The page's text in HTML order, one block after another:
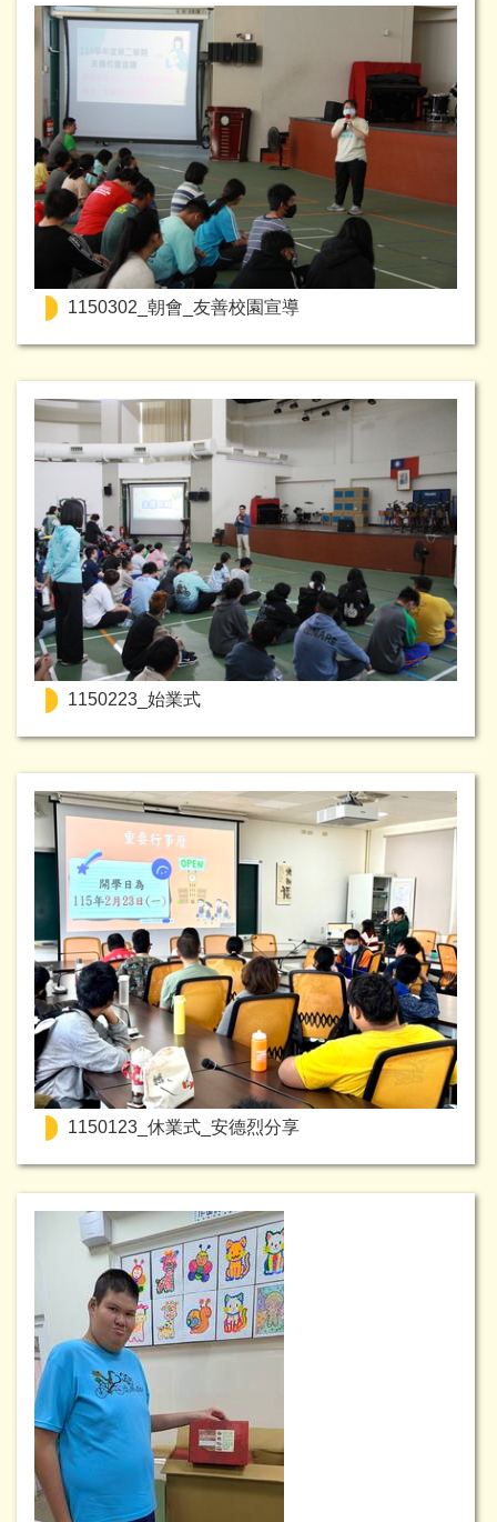
1150302_朝會_友善校園宣導
1150223_始業式
1150123_休業式_安德烈分享